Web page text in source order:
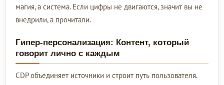
магия, а система. Если цифры не двигаются, значит вы не
внедрили, а прочитали.
Гипер-персонализация: Контент, который
говорит лично с каждым
CDP объединяет источники и строит путь пользователя.